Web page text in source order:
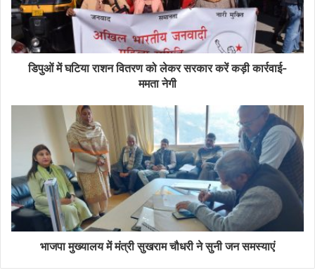
डिपुओं में घटिया राशन वितरण को लेकर सरकार करें कड़ी कार्रवाई-
ममता नेगी
भाजपा मुख्यालय में मंत्री सुखराम चौधरी ने सुनी जन समस्याएं